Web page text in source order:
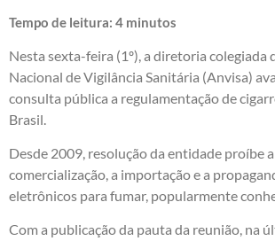
Tempo de leitura: 4 minutos
Nesta sexta-feira (1º), a diretoria colegiada
Nacional de Vigilância Sanitária (Anvisa)
consulta pública a regulamentação de
Brasil.
Desde 2009, resolução da entidade proíbe
comercialização, a importação e a
eletrônicos para fumar, popularmente
Com a publicação da pauta da reunião, na